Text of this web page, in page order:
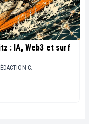
: IA, Web3 et surf
C.